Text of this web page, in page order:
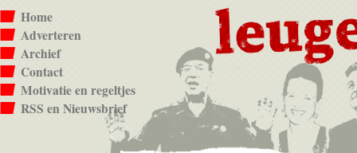
Home
Adverteren
Archief
Contact
Motivatie en regeltjes
RSS en Nieuwsbrief